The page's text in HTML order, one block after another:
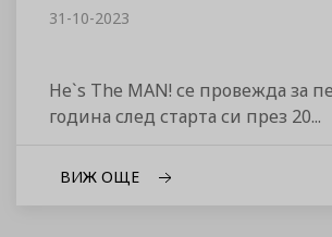
31-10-2023
He`s The MAN! се провежда за
година след старта си през 20...
ВИЖ ОЩЕ